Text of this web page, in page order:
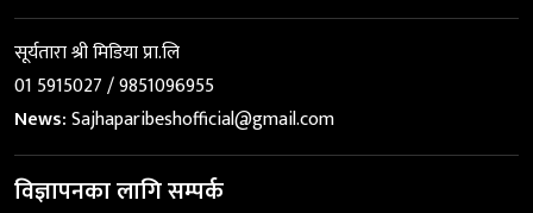
सूर्यतारा श्री मिडिया प्रा.लि
01 5915027 / 9851096955
News:Sajhaparibeshofficial@gmail.com
विज्ञापनका लागि सम्पर्क